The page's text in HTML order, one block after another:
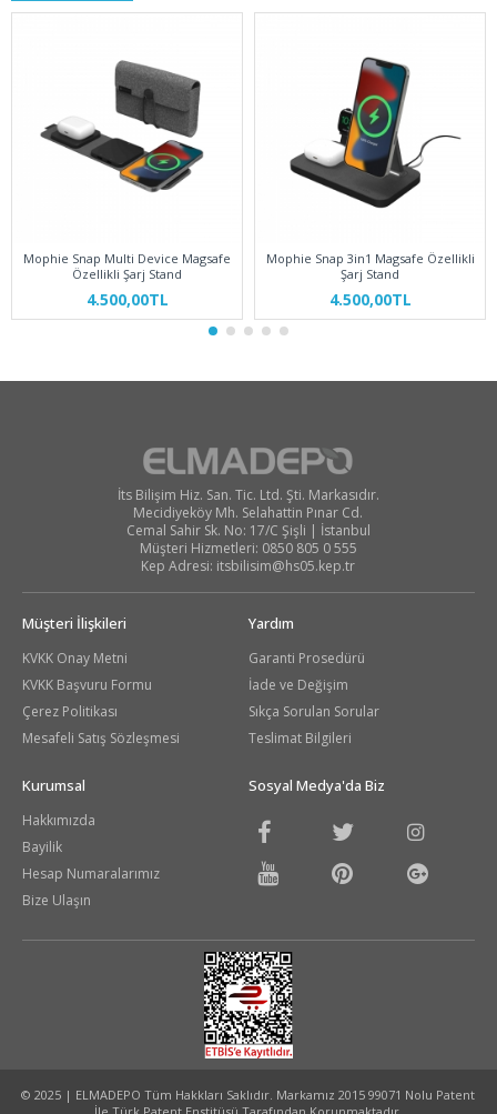
Mophie Snap Multi Device Magsafe
Özellikli Şarj Stand
4.500,00TL
Mophie Snap 3in1 Magsafe Özellikli
Şarj Stand
4.500,00TL
İts Bilişim Hiz. San. Tic. Ltd. Şti. Markasıdır.
Mecidiyeköy Mh. Selahattin Pınar Cd.
Cemal Sahir Sk. No: 17/C Şişli | İstanbul
Müşteri Hizmetleri: 0850 805 0 555
Kep Adresi: itsbilisim@hs05.kep.tr
Müşteri İlişkileri
KVKK Onay Metni
KVKK Başvuru Formu
Çerez Politikası
Mesafeli Satış Sözleşmesi
Yardım
Garanti Prosedürü
İade ve Değişim
Sıkça Sorulan Sorular
Teslimat Bilgileri
Kurumsal
Hakkımızda
Bayilik
Hesap Numaralarımız
Bize Ulaşın
Sosyal Medya'da Biz
© 2025 | ELMADEPO Tüm Hakkları Saklıdır. Markamız 2015 99071 Nolu Patent